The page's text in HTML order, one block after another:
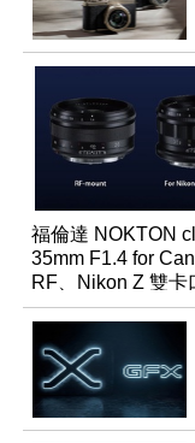
福倫達 NOKTON
35mm F1.4 for
RF、Nikon Z 雙卡
同步登台